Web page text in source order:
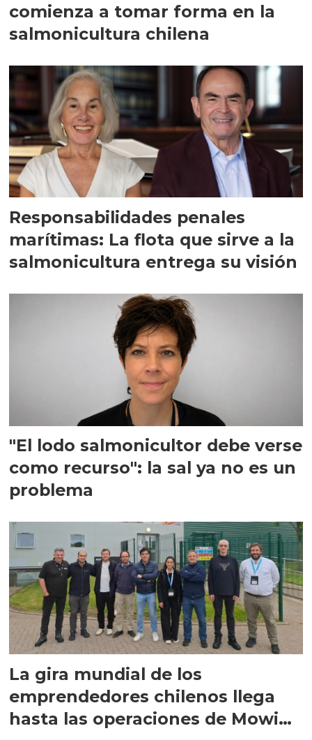
comienza a tomar forma en la
salmonicultura chilena
Responsabilidades penales
marítimas: La flota que sirve a la
salmonicultura entrega su visión
"El lodo salmonicultor debe verse
como recurso": la sal ya no es un
problema
La gira mundial de los
emprendedores chilenos llega
hasta las operaciones de Mowi